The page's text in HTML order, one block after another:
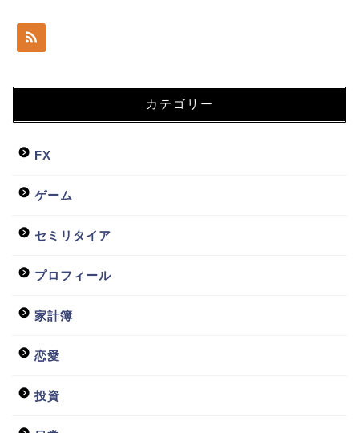
カテゴリー
FX
ゲーム
セミリタイア
プロフィール
家計簿
恋愛
投資